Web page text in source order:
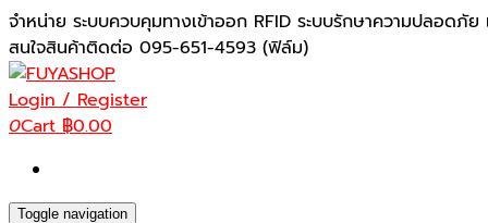
Skip
to
the
content
จำหน่าย ระบบควบคุมทางเข้าออก RFID ระบบรักษาความปลอดภัย
สนใจสินค้าติดต่อ 095-651-4593 (ฟิล์ม)
Login / Register
0Cart฿0.00
Toggle navigation